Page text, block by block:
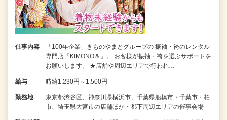
仕事内容
「100年企業」きものやまとグループの 振袖・袴のレンタル
専門店『KIMONO＆』。 お客様が振袖・袴を選ぶサポートを
お願いします。 ★店舗や周辺エリアで行われ…
給与 時給1,230円～1,500円
勤務地
東京都渋谷区、神奈川県横浜市、千葉県船橋市・千葉市・柏
市、埼玉県大宮市の店舗ほか・都下周辺エリアの催事会場